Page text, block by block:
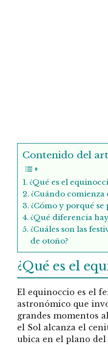
Contenido del
¿Qué es el
¿Cuándo
¿Cómo y porqué
¿Qué diferencia
¿Cuáles son las
de otoño?
¿Qué es el
El equinoccio es el
astronómico que
grandes momentos
el Sol alcanza el
ubica en el plano